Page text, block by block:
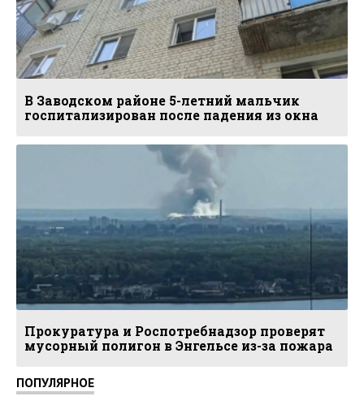
В Заводском районе 5-летний мальчик
госпитализирован после падения из окна
Прокуратура и Роспотребнадзор проверят
мусорный полигон в Энгельсе из-за пожара
ПОПУЛЯРНОЕ